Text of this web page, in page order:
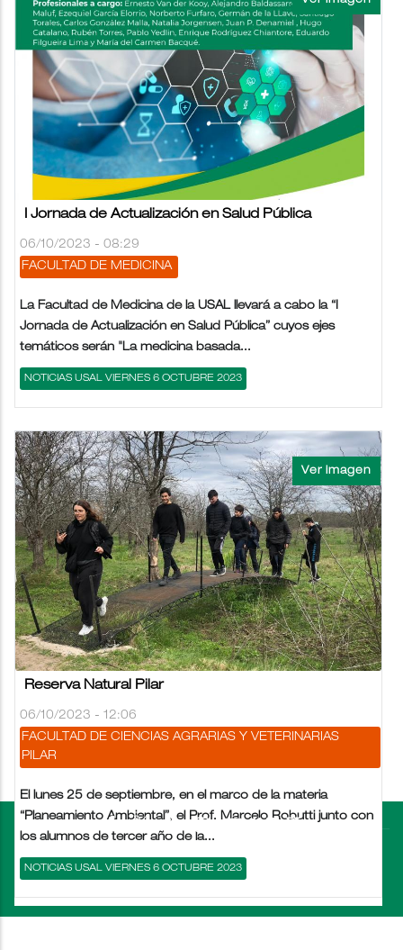
I Jornada de Actualización en Salud Pública
06/10/2023 - 08:29
FACULTAD DE MEDICINA
La Facultad de Medicina de la USAL llevará a cabo la “I
Jornada de Actualización en Salud Pública” cuyos ejes
temáticos serán "La medicina basada...
NOTICIAS USAL VIERNES 6 OCTUBRE 2023
Reserva Natural Pilar
06/10/2023 - 12:06
FACULTAD DE CIENCIAS AGRARIAS Y VETERINARIAS
PILAR
El lunes 25 de septiembre, en el marco de la materia
“Planeamiento Ambiental”, el Prof. Marcelo Robutti junto con
los alumnos de tercer año de la...
NOTICIAS USAL VIERNES 6 OCTUBRE 2023